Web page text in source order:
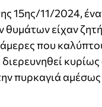
15ης/11/2024,
είχαν
που
πυρκαγιά